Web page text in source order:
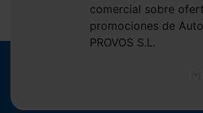
comercial sobre
promociones de
PROVOS S.L.